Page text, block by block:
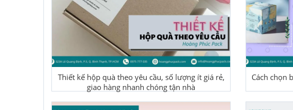
Thiết kế hộp quà theo yêu cầu, số lượng ít giá rẻ,
giao hàng nhanh chóng tận nhà
Cách chọn